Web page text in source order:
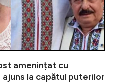
amenințat cu
ajuns la capătul puterilor